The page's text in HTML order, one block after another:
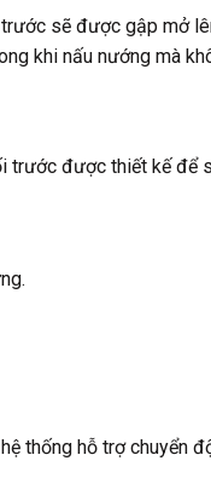
sẽ được gập mở
khi nấu nướng mà
trước được thiết kế để
thống hỗ trợ chuyển